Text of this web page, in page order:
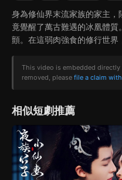
身為修仙界末流家族的家主，
竟覺醒了萬古難遇的冰凰體
顫。在這弱肉強食的修行世界
This video is embedded
removed, please file a claim with
相似短劇推薦